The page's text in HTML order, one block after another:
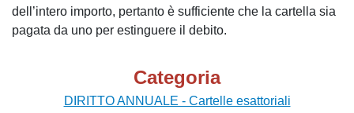
dell’intero importo, pertanto è sufficiente che la cartella sia
pagata da uno per estinguere il debito.
Categoria
DIRITTO ANNUALE - Cartelle esattoriali